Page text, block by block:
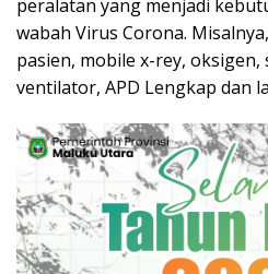
peralatan yang menjadi
wabah Virus Corona.
pasien, mobile x-rey,
ventilator, APD Lengkap dan